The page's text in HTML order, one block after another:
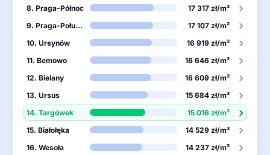
8. Praga-Północ 17 317 zł/m² ›
9. Praga-Południe 17 107 zł/m² ›
10. Ursynów 16 919 zł/m² ›
11. Bemowo 16 646 zł/m² ›
12. Bielany 16 609 zł/m² ›
13. Ursus 15 684 zł/m² ›
14. Targówek 15 016 zł/m² ›
15. Białołęka 14 529 zł/m² ›
16. Wesoła 14 237 zł/m² ›